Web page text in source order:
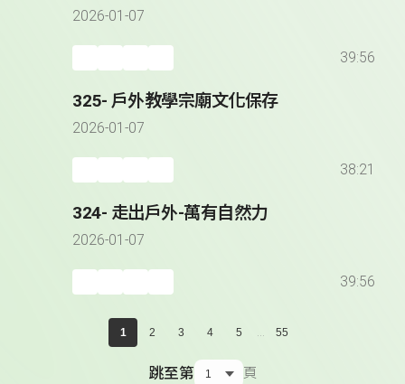
2026-01-07
39:56
325- 戶外教學宗廟文化保存
2026-01-07
38:21
324- 走出戶外-萬有自然力
2026-01-07
39:56
1 2 3 4 5 ... 55
跳至第 頁